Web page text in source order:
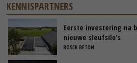
KENNISPARTNERS
Eerste investering na
nieuwe sleufsilo’s
BOSCH BETON